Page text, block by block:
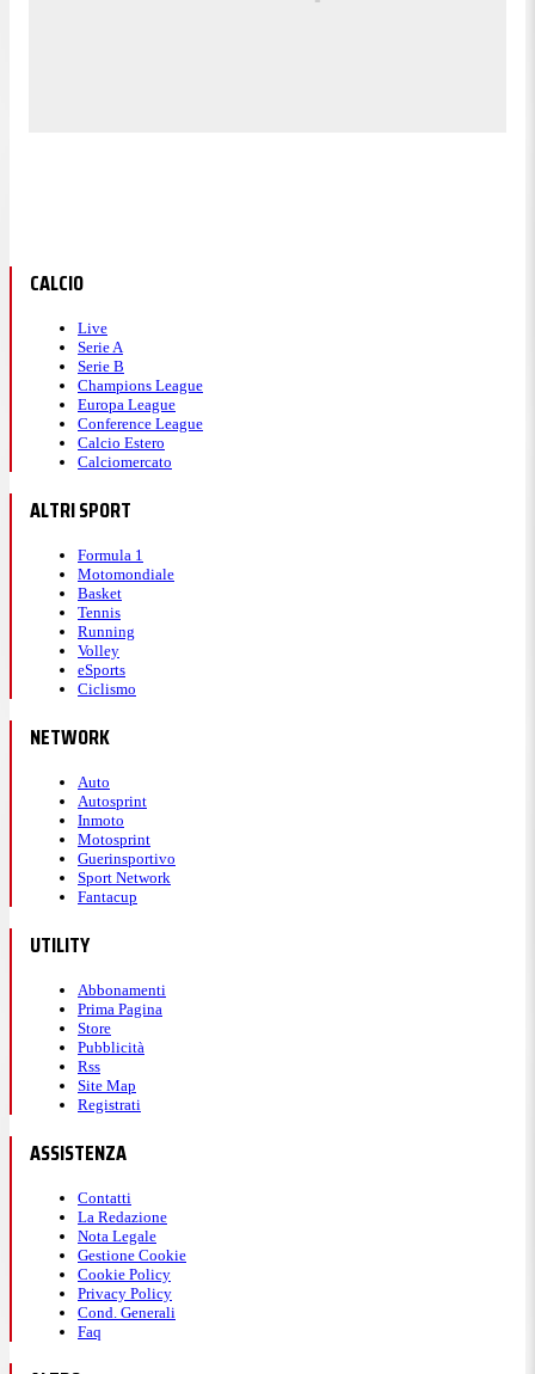
CALCIO
Live
Serie A
Serie B
Champions League
Europa League
Conference League
Calcio Estero
Calciomercato
ALTRI SPORT
Formula 1
Motomondiale
Basket
Tennis
Running
Volley
eSports
Ciclismo
NETWORK
Auto
Autosprint
Inmoto
Motosprint
Guerinsportivo
Sport Network
Fantacup
UTILITY
Abbonamenti
Prima Pagina
Store
Pubblicità
Rss
Site Map
Registrati
ASSISTENZA
Contatti
La Redazione
Nota Legale
Gestione Cookie
Cookie Policy
Privacy Policy
Cond. Generali
Faq